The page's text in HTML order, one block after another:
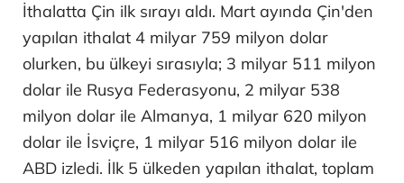
İthalatta Çin ilk sırayı aldı. Mart ayında Çin'den
yapılan ithalat 4 milyar 759 milyon dolar
olurken, bu ülkeyi sırasıyla; 3 milyar 511 milyon
dolar ile Rusya Federasyonu, 2 milyar 538
milyon dolar ile Almanya, 1 milyar 620 milyon
dolar ile İsviçre, 1 milyar 516 milyon dolar ile
ABD izledi. İlk 5 ülkeden yapılan ithalat, toplam